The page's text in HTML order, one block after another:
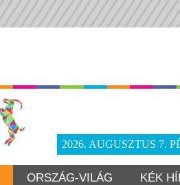
2026. AUGUSZTUS 7.
ORSZÁG-VILÁG KÉK